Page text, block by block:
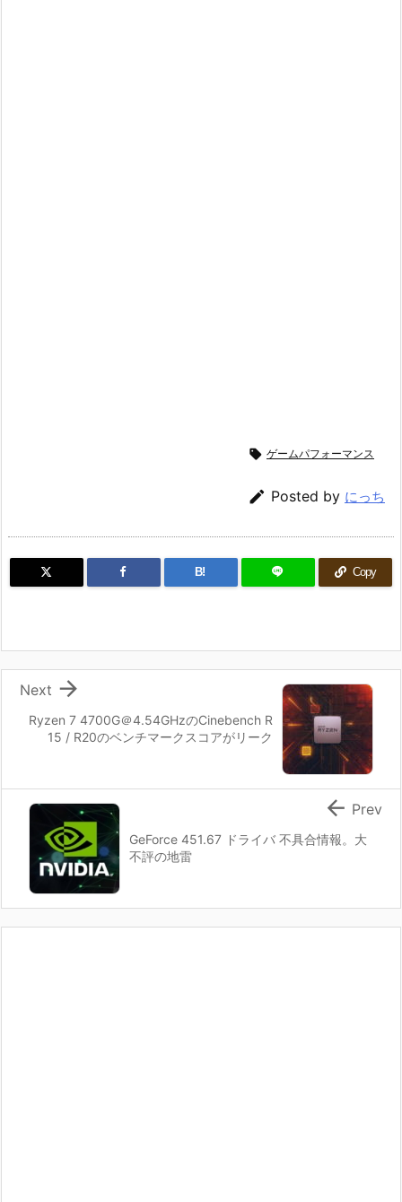
 ゲームパフォーマンス
 Posted by にっち
B! Copy
Ryzen 7 4700G＠4.54GHzのCinebench R
15 / R20のベンチマークスコアがリーク

Next
GeForce 451.67 ドライバ 不具合情報。大
不評の地雷
 Prev